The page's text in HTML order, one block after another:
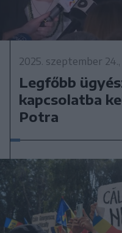
2025. szeptember
Legfőbb
kapcsolatba
Potra